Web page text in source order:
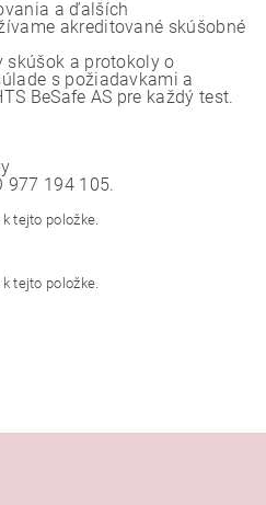
a ďalších
akreditované skúšobné
skúšok a protokoly o
s požiadavkami a
BeSafe AS pre každý test.
977 194 105.
tejto položke.
tejto položke.